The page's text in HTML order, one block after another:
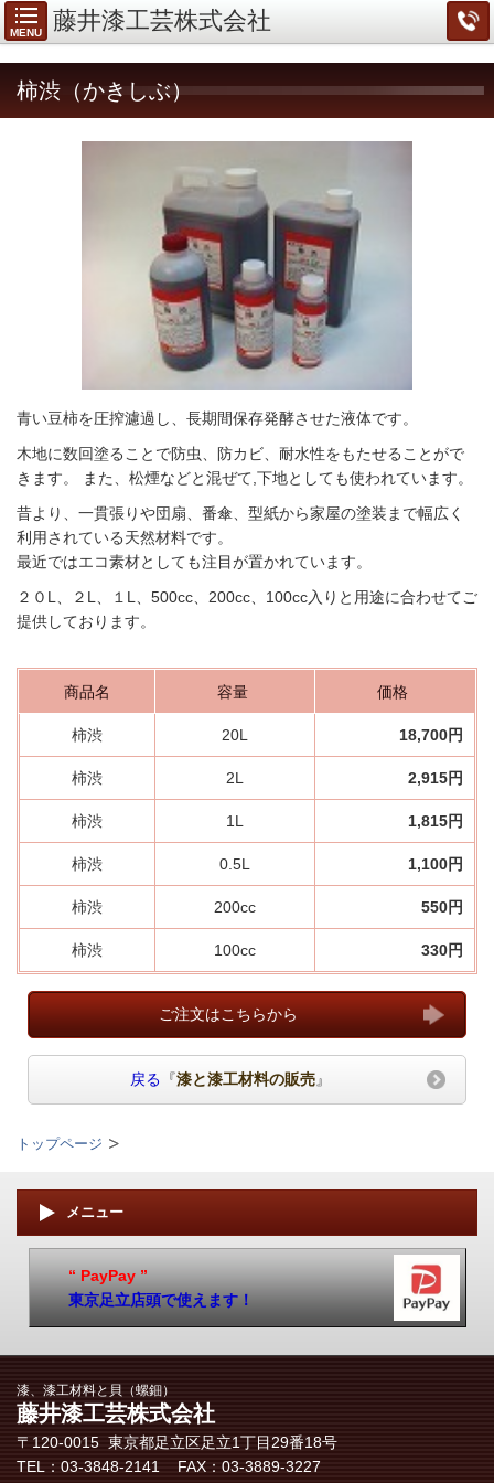
MENU 藤井漆工芸株式会社
柿渋（かきしぶ）
青い豆柿を圧搾濾過し、長期間保存発酵させた液体です。
木地に数回塗ることで防虫、防カビ、耐水性をもたせることがで
きます。
また、松煙などと混ぜて,下地としても使われています。
昔より、一貫張りや団扇、番傘、型紙から家屋の塗装まで幅広く
利用されている天然材料です。
最近ではエコ素材としても注目が置かれています。
２０L、２L、１L、500cc、200cc、100cc入りと用途に合わせてご
提供しております。
商品名 容量 価格
柿渋 20L 18,700円
柿渋 2L 2,915円
柿渋 1L 1,815円
柿渋 0.5L 1,100円
柿渋 200cc 550円
柿渋 100cc 330円
ご注文はこちらから
戻る 『漆と漆工材料の販売』
トップページ
メニュー
“ PayPay ”
東京足立店頭で使えます！
漆、漆工材料と貝（螺鈿）
藤井漆工芸株式会社
〒120-0015 東京都足立区​足立1丁目29番18号
TEL：03-3848-2141 FAX：03-3889-3227